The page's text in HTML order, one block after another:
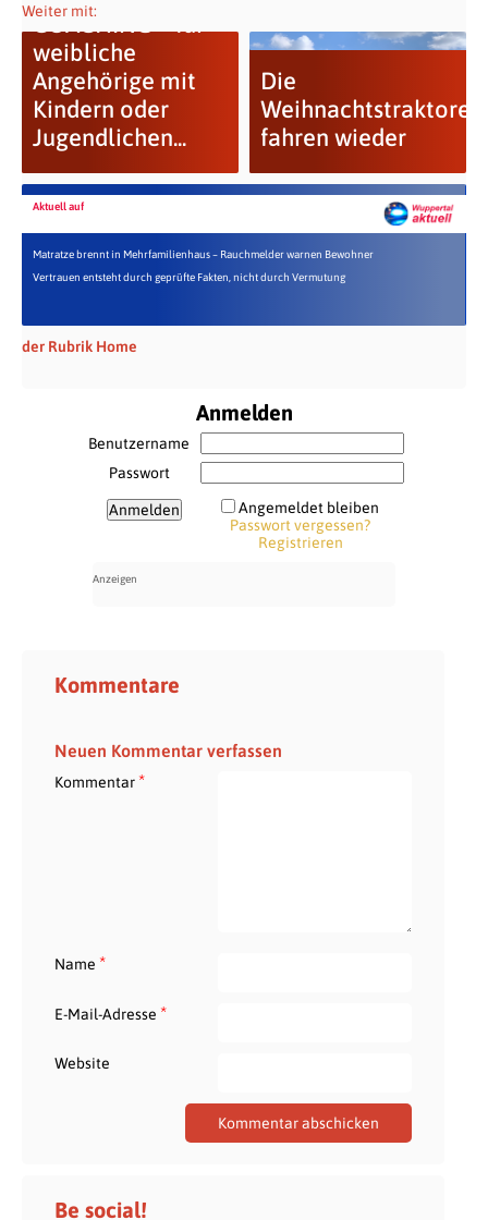
Weiter mit:
COACHING – für
weibliche
Angehörige mit
Kindern oder
Jugendlichen...
Die
Weihnachtstraktoren
fahren wieder
Aktuell auf
Matratze brennt in Mehrfamilienhaus – Rauchmelder warnen Bewohner
Vertrauen entsteht durch geprüfte Fakten, nicht durch Vermutung
der Rubrik Home
Anmelden
Benutzername
Passwort
Angemeldet bleiben
Passwort vergessen?
Registrieren
Kommentare
Neuen Kommentar verfassen
Kommentar*
Name *
E-Mail-Adresse *
Website
Be social!